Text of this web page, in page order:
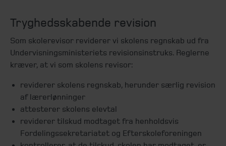
Tryghedsskabende revision
Som skolerevisor reviderer vi skolens regnskab ud fra
Undervisningsministeriets revisionsinstruks. Reglerne
kræver, at vi som skolens revisor:
reviderer skolens regnskab, herunder særlig revision
af lærerlønninger
attesterer skolens elevtal
reviderer tilskud modtaget fra henholdsvis
Fordelingssekretariatet og Efterskoleforeningen